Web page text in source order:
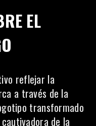
EL
reflejar la
a través de la
transformado
de la